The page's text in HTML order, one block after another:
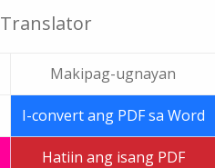
Translator
Makipag-ugnayan
I-convert ang PDF sa Word
Hatiin ang isang PDF